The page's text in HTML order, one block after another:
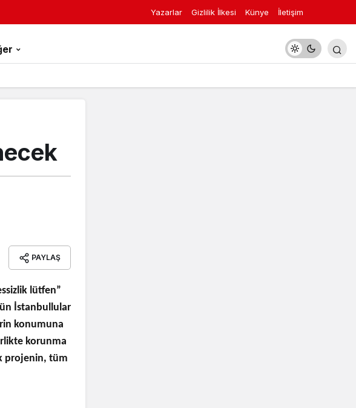
Yazarlar Gizlilik İlkesi Künye İletişim
PAYLAŞ
lütfen”
İstanbullular
konumuna
korunma
projenin, tüm